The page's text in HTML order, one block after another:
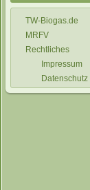
TW-Biogas.de
MRFV
Rechtliches
Impressum
Datenschutz